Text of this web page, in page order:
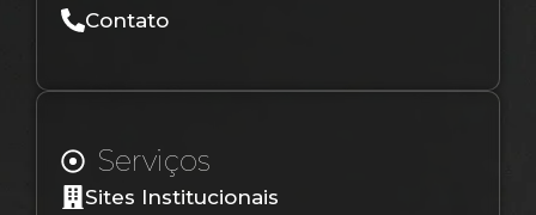
Contato
Serviços
Sites Institucionais